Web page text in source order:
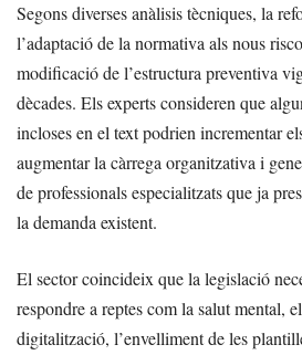
Segons diverses anàlisis tècniques, la
l’adaptació de la normativa als nous
modificació de l’estructura preventiva
dècades. Els experts consideren que
incloses en el text podrien incrementar
augmentar la càrrega organitzativa i
de professionals especialitzats que ja
la demanda existent.
El sector coincideix que la legislació
respondre a reptes com la salut mental,
digitalització, l’envelliment de les